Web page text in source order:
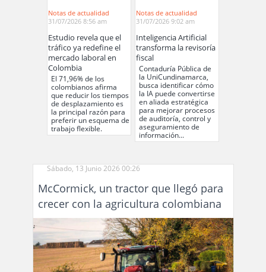
Notas de actualidad
31/07/2026 8:56 am
Estudio revela que el
tráfico ya redefine el
mercado laboral en
Colombia
El 71,96% de los
colombianos afirma
que reducir los tiempos
de desplazamiento es
la principal razón para
preferir un esquema de
trabajo flexible.
Notas de actualidad
31/07/2026 9:02 am
Inteligencia Artificial
transforma la revisoría
fiscal
Contaduría Pública de
la UniCundinamarca,
busca identificar cómo
la IA puede convertirse
en aliada estratégica
para mejorar procesos
de auditoría, control y
aseguramiento de
información...
Sábado, 13 Junio 2026 00:26
McCormick, un tractor que llegó para
crecer con la agricultura colombiana